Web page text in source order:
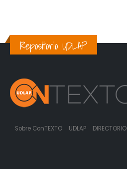
Repositorio UDLAP
Sobre ConTEXTO UDLAP DIRECTORIO